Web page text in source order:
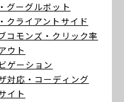
・グーグルボット
・クライアントサイド
コモンズ ・クリック率
ウト
ゲーション
対応 ・コーディング
イト